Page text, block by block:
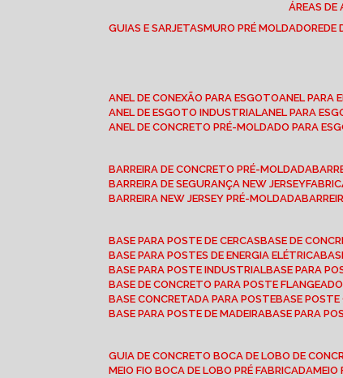
ÁREAS
GUIAS E SARJETAS
MURO PRÉ MOLDADO
ANEL DE CONEXÃO PARA ESGOTO ANEL
ANEL DE ESGOTO INDUSTRIAL ANEL PARA
ANEL DE CONCRETO PRÉ-MOLDADO PARA
BARREIRA DE CONCRETO PRÉ-MOLDADA
BARREIRA DE SEGURANÇA NEW JERSEY
BARREIRA NEW JERSEY PRÉ-MOLDADA
BASE PARA POSTE DE CERCAS BASE DE
BASE PARA POSTES DE ENERGIA ELÉTRICA
BASE PARA POSTE INDUSTRIAL BASE PARA
BASE DE CONCRETO PARA POSTE FLANGEADO
BASE CONCRETADA PARA POSTE BASE
BASE PARA POSTE DE MADEIRA BASE PARA
GUIA DE CONCRETO BOCA DE LOBO DE
MEIO FIO BOCA DE LOBO PRÉ FABRICADA